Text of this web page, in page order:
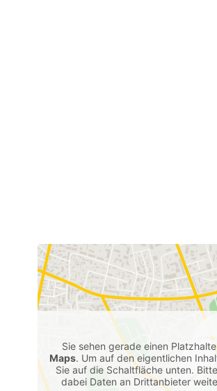
Sie sehen gerade einen
Maps. Um auf den eigentlichen
Sie auf die Schaltfläche unten.
dabei Daten an Drittanbieter